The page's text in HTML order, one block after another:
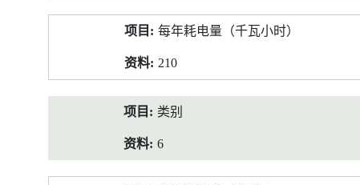
每年耗电量（千瓦小时）
210
类别
6